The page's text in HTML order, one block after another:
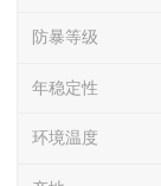
防暴等级
年稳定性
环境温度